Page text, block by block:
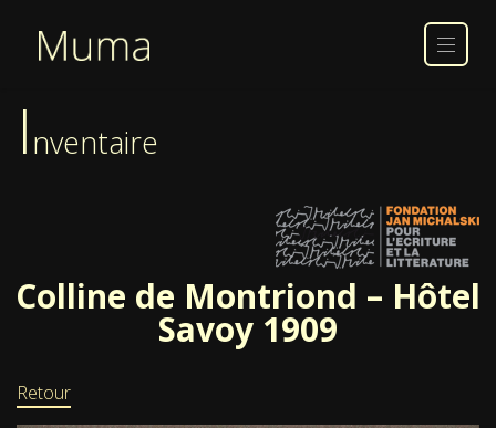
Inventaire
Colline de Montriond – Hôtel
Savoy 1909
Retour